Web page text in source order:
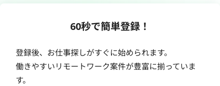
60秒で簡単登録！
登録後、お仕事探しがすぐに始められます。
働きやすいリモートワーク案件が豊富に揃っていま
す。